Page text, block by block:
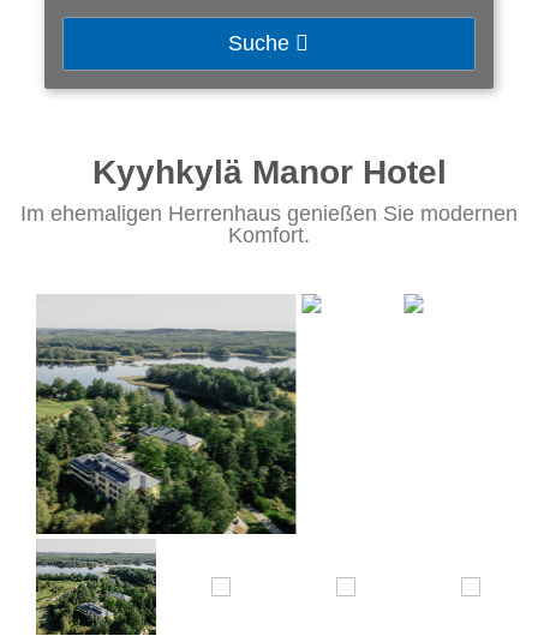
Suche
Kyyhkylä Manor Hotel
Im ehemaligen Herrenhaus genießen Sie modernen
Komfort.